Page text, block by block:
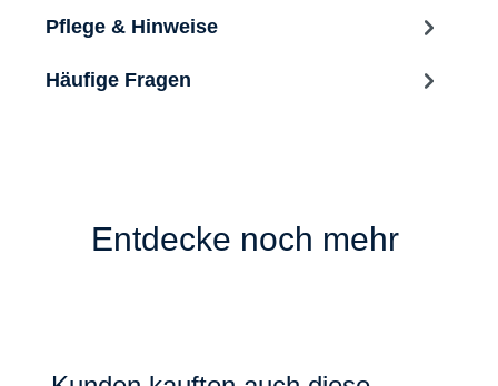
Pflege & Hinweise
Häufige Fragen
Entdecke noch mehr
Produktgalerie überspringen